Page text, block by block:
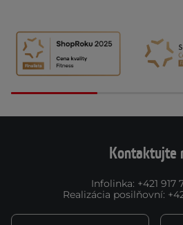
Kontaktujte
Infolinka: +421 917
Realizácia posilňovní: